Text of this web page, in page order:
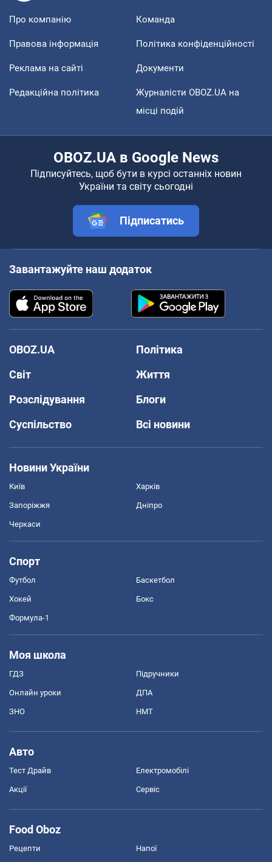
Про компанію Команда
Правова інформація Політика конфіденційності
Реклама на сайті Документи
Редакційна політика
Журналісти OBOZ.UA на
місці подій
OBOZ.UA в Google News
Підписуйтесь, щоб бути в курсі останніх новин
України та світу сьогодні
Підписатись
Завантажуйте наш додаток
OBOZ.UA
Політика
Світ
Життя
Розслідування
Блоги
Суспільство
Всі новини
Новини України
Київ Харків
Запоріжжя Дніпро
Черкаси
Спорт
Футбол Баскетбол
Хокей Бокс
Формула-1
Моя школа
ГДЗ Підручники
Онлайн уроки ДПА
ЗНО НМТ
Авто
Тест Драйв Електромобілі
Акції Сервіс
Food Oboz
Рецепти Напої